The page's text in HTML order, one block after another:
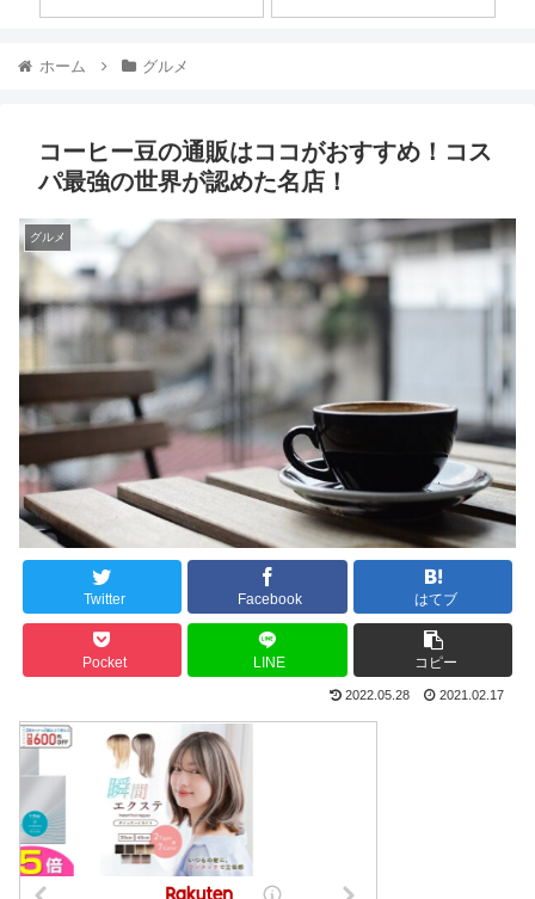
ホーム グルメ
コーヒー豆の通販はココがおすすめ！コス
パ最強の世界が認めた名店！
グルメ
Twitter Facebook はてブ
Pocket LINE コピー
2022.05.28 2021.02.17